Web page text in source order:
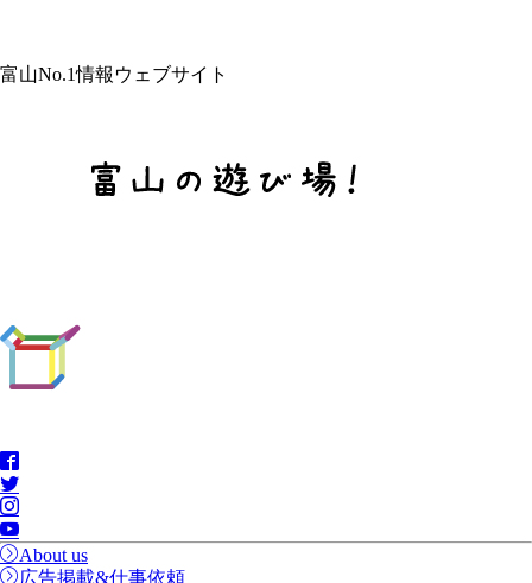
富山No.1情報ウェブサイト
About us
広告掲載&仕事依頼